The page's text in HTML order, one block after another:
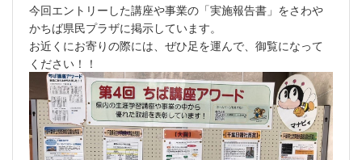
今回エントリーした講座や事業の「実施報告書」をさわや
かちば県民プラザに掲示しています。
お近くにお寄りの際には、ぜひ足を運んで、御覧になって
ください！！